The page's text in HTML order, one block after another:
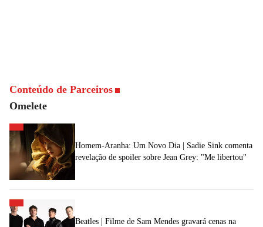
Conteúdo de Parceiros
Omelete
Homem-Aranha: Um Novo Dia | Sadie Sink comenta
revelação de spoiler sobre Jean Grey: "Me libertou"
Beatles | Filme de Sam Mendes gravará cenas na